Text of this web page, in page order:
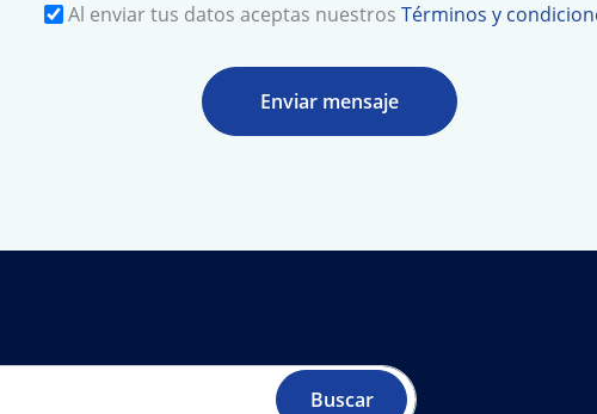
Al enviar tus datos aceptas nuestros Términos y
Enviar mensaje
Buscar